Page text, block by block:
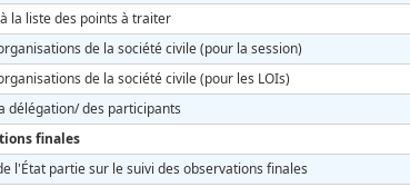
la liste des points à traiter
de la société civile (pour la session)
de la société civile (pour les LOIs)
délégation/ des participants
finales
l'État partie sur le suivi des observations finales